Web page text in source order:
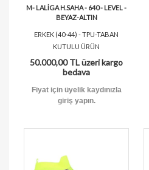
M- LALİGA H.SAHA - 640 - LEVEL -
BEYAZ-ALTIN
ERKEK (40-44) - TPU-TABAN
KUTULU ÜRÜN
50.000,00 TL üzeri kargo
bedava
Fiyat için üyelik kaydınızla
giriş yapın.